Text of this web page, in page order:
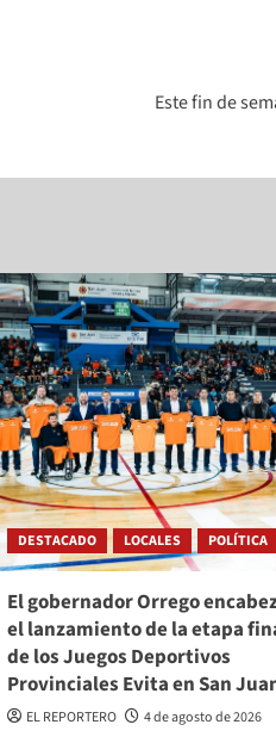
Este fin de
DESTACADO LOCALES POLÍTICA
El gobernador Orrego
el lanzamiento de la etapa
de los Juegos Deportivos
Provinciales Evita en San
EL REPORTERO 4 de agosto de 2026